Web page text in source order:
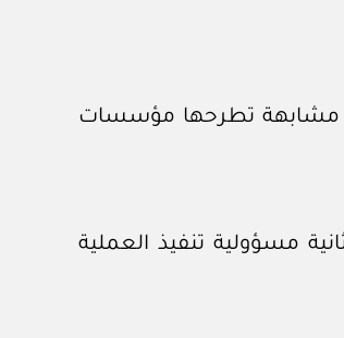
مشابهة تطرحها مؤسسات
مسؤولية تنفيذ العملية